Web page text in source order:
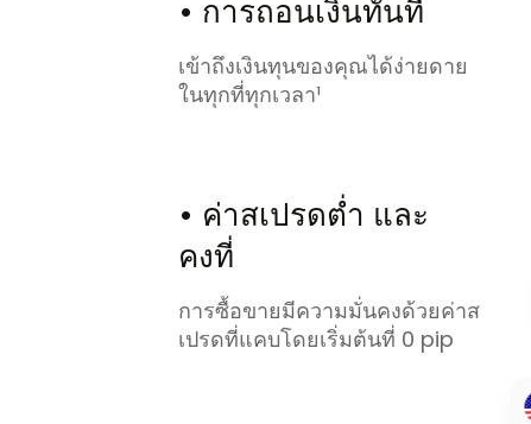
• การถอนเงินทันที
เข้าถึงเงินทุนของคุณได้ง่ายดาย
ในทุกที่ทุกเวลา¹
• ค่าสเปรดต่ำ และ
คงที่
การซื้อขายมีความมั่นคงด้วยค่าส
เปรดที่แคบโดยเริ่มต้นที่ 0 pip